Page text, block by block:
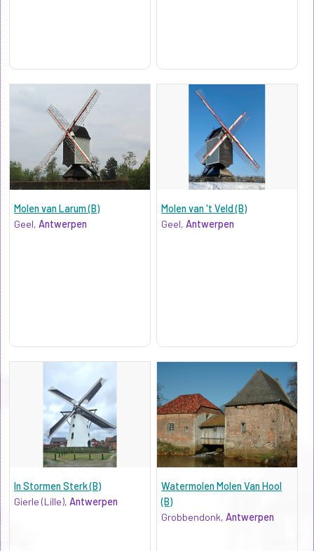
Molen van Larum (B)
Geel, Antwerpen
Molen van 't Veld (B)
Geel,Antwerpen
In Stormen Sterk (B)
Gierle (Lille), Antwerpen
Watermolen Molen Van Hool
(B)
Grobbendonk,Antwerpen